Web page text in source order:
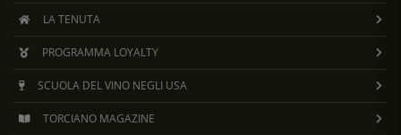
LA TENUTA
PROGRAMMA LOYALTY
SCUOLA DEL VINO NEGLI USA
TORCIANO MAGAZINE